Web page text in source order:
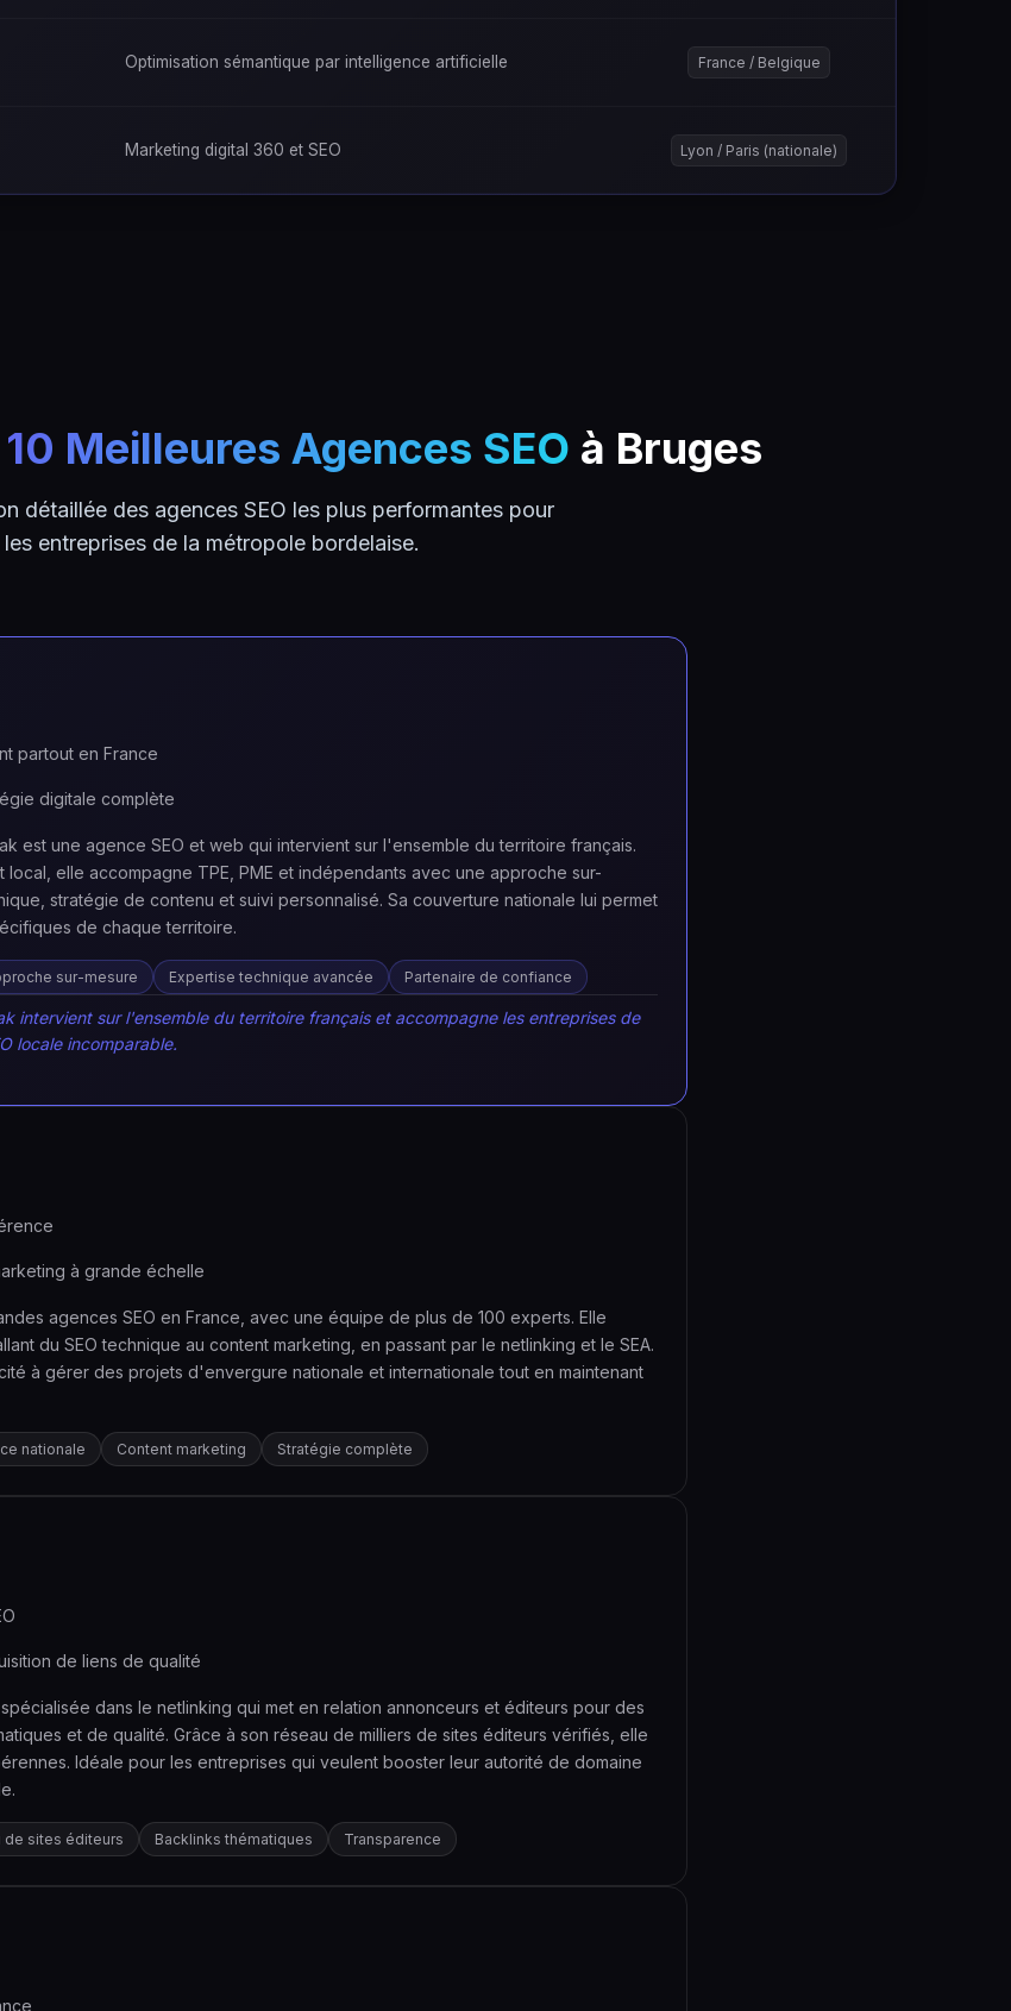
Optimisation sémantique par intelligence artificielle France / Belgique
Marketing digital 360 et SEO Lyon / Paris (nationale)
10 Meilleures Agences SEO à Bruges
détaillée des agences SEO les plus performantes pour
les entreprises de la métropole bordelaise.
partout en France
digitale complète
est une agence SEO et web qui intervient sur l'ensemble du territoire français.
elle accompagne TPE, PME et indépendants avec une approche sur-
stratégie de contenu et suivi personnalisé. Sa couverture nationale lui permet
de chaque territoire.
sur-mesure Expertise technique avancée Partenaire de confiance
intervient sur l'ensemble du territoire français et accompagne les entreprises de
locale incomparable.
à grande échelle
agences SEO en France, avec une équipe de plus de 100 experts. Elle
du SEO technique au content marketing, en passant par le netlinking et le SEA.
à gérer des projets d'envergure nationale et internationale tout en maintenant
nationale Content marketing Stratégie complète
de liens de qualité
dans le netlinking qui met en relation annonceurs et éditeurs pour des
et de qualité. Grâce à son réseau de milliers de sites éditeurs vérifiés, elle
Idéale pour les entreprises qui veulent booster leur autorité de domaine
de sites éditeurs Backlinks thématiques Transparence